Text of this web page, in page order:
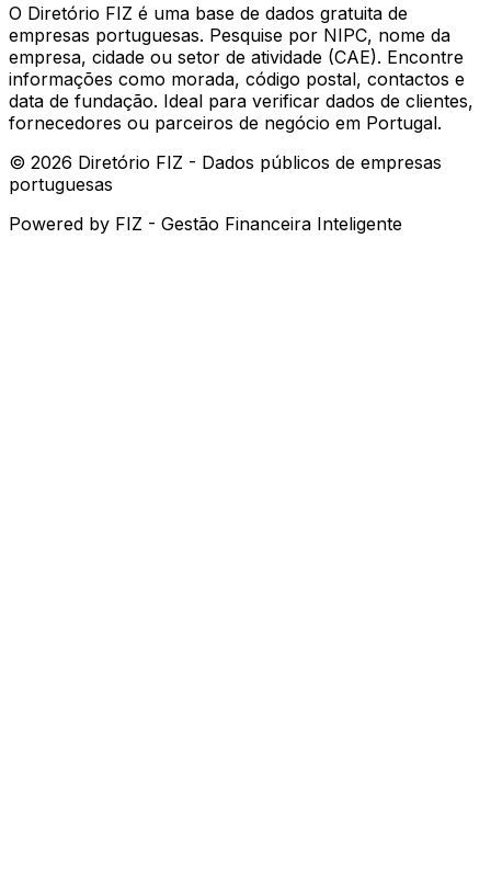
O Diretório FIZ é uma base de dados gratuita de
empresas portuguesas. Pesquise por NIPC, nome da
empresa, cidade ou setor de atividade (CAE). Encontre
informações como morada, código postal, contactos e
data de fundação. Ideal para verificar dados de clientes,
fornecedores ou parceiros de negócio em Portugal.
© 2026 Diretório FIZ - Dados públicos de empresas
portuguesas
Powered by FIZ - Gestão Financeira Inteligente